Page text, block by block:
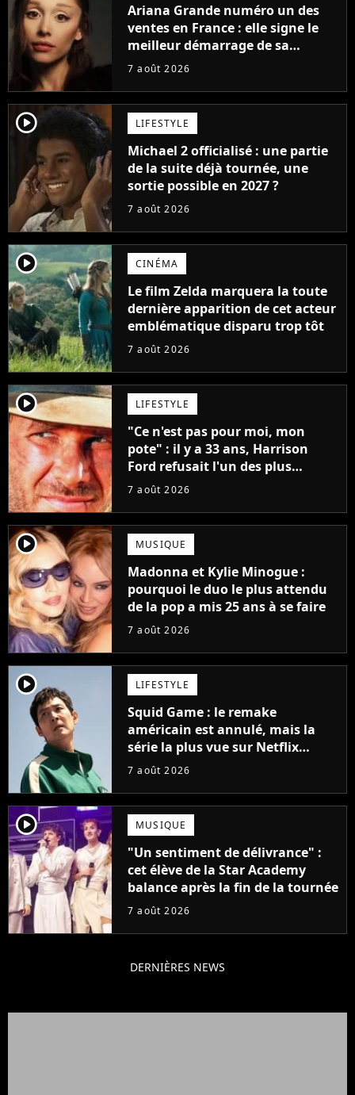
Ariana Grande numéro un des
ventes en France : elle signe le
meilleur démarrage de sa
carrière avec son album Petal
7 août 2026
player2 LIFESTYLE
Michael 2 officialisé : une partie
de la suite déjà tournée, une
sortie possible en 2027 ?
7 août 2026
player2 CINÉMA
Le film Zelda marquera la toute
dernière apparition de cet acteur
emblématique disparu trop tôt
7 août 2026
player2 LIFESTYLE
"Ce n'est pas pour moi, mon
pote" : il y a 33 ans, Harrison
Ford refusait l'un des plus
grands succès de tous les temps
7 août 2026
player2 MUSIQUE
Madonna et Kylie Minogue :
pourquoi le duo le plus attendu
de la pop a mis 25 ans à se faire
7 août 2026
player2 LIFESTYLE
Squid Game : le remake
américain est annulé, mais la
série la plus vue sur Netflix
pourrait avoir une version
7 août 2026
player2 MUSIQUE
"Un sentiment de délivrance" :
cet élève de la Star Academy
balance après la fin de la tournée
7 août 2026
DERNIÈRES NEWS